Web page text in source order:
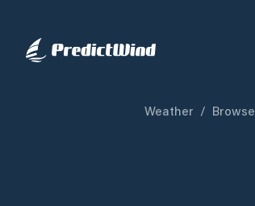
Weather / Browse